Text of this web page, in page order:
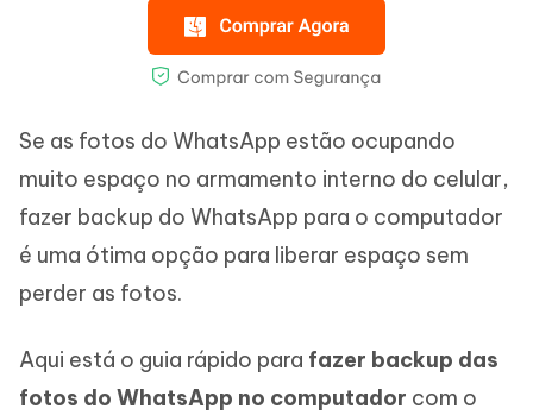
Se as fotos do WhatsApp estão ocupando
muito espaço no armamento interno do celular,
fazer backup do WhatsApp para o computador
é uma ótima opção para liberar espaço sem
perder as fotos.
Aqui está o guia rápido para fazer backup das
fotos do WhatsApp no computador com o